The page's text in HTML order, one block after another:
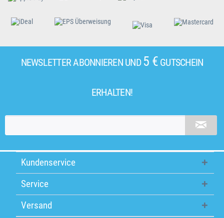
NEWSLETTER ABONNIEREN UND 5 €GUTSCHEIN
ERHALTEN!
Kundenservice
Service
Versand